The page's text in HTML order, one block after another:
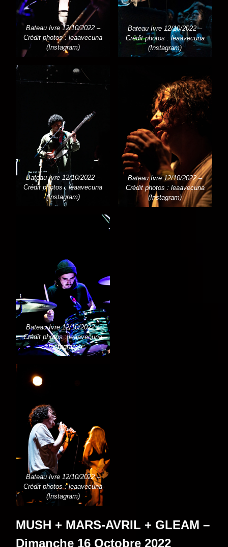
Bateau Ivre 12/10/2022 –
Crédit photos : leaavecuna
(Instagram)
Bateau Ivre 12/10/2022 –
Crédit photos : leaavecuna
(Instagram)
Bateau Ivre 12/10/2022 –
Crédit photos : leaavecuna
(Instagram)
Bateau Ivre 12/10/2022 –
Crédit photos : leaavecuna
(Instagram)
Bateau Ivre 12/10/2022 –
Crédit photos : leaavecuna
(Instagram)
Bateau Ivre 12/10/2022 –
Crédit photos : leaavecuna
(Instagram)
MUSH + MARS-AVRIL + GLEAM –
Dimanche 16 Octobre 2022